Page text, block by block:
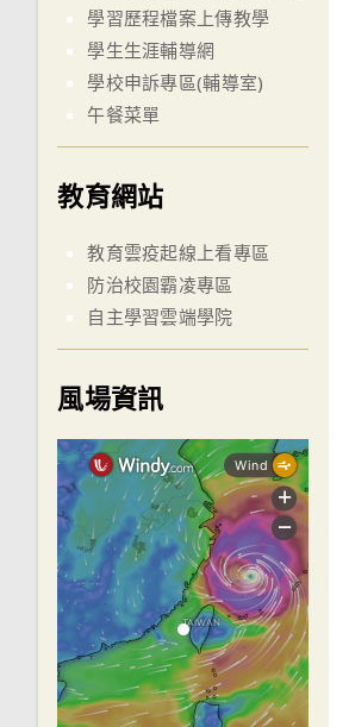
學習歷程檔案上傳教學
學生生涯輔導網
學校申訴專區(輔導室)
午餐菜單
教育網站
教育雲疫起線上看專區
防治校園霸凌專區
自主學習雲端學院
風場資訊